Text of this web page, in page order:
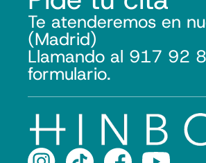
Te atenderemos en
(Madrid)
Llamando al 917 92
formulario.